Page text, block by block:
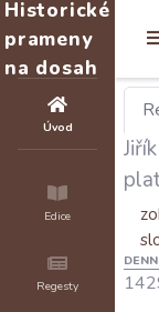
Historické
prameny
na dosah
Úvod
Edice
Regesty